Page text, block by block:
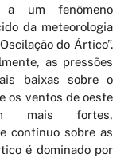
a um fenômeno
da meteorologia
do Ártico”.
as pressões
baixas sobre o
os ventos de oeste
mais fortes,
contínuo sobre as
é dominado por